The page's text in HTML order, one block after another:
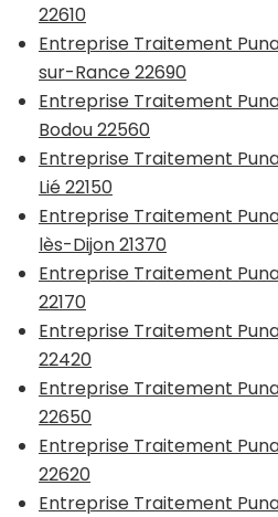
22610
Entreprise Traitement
sur-Rance 22690
Entreprise Traitement
Bodou 22560
Entreprise Traitement
Lié 22150
Entreprise Traitement
lès-Dijon 21370
Entreprise Traitement
22170
Entreprise Traitement
22420
Entreprise Traitement
22650
Entreprise Traitement
22620
Entreprise Traitement